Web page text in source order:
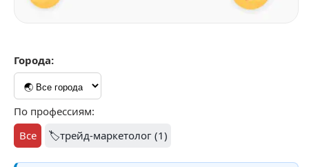
Города:
По профессиям:
Все
🏷️трейд-маркетолог (1)